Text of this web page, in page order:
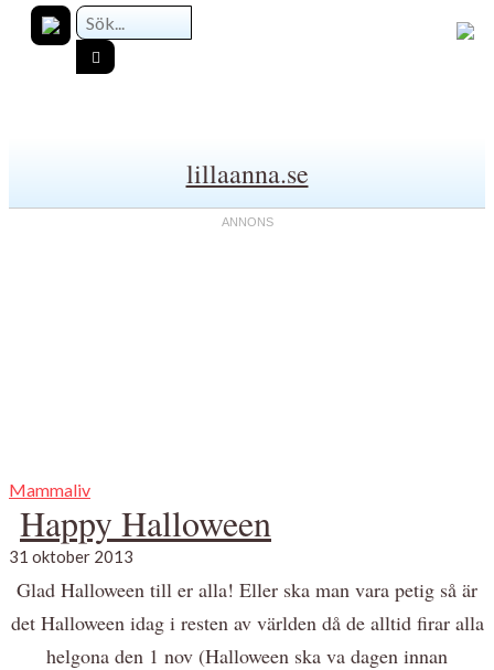
lillaanna.se
Mammaliv
Happy Halloween
31 oktober 2013
Glad Halloween till er alla! Eller ska man vara petig så är
det Halloween idag i resten av världen då de alltid firar alla
helgona den 1 nov (Halloween ska va dagen innan